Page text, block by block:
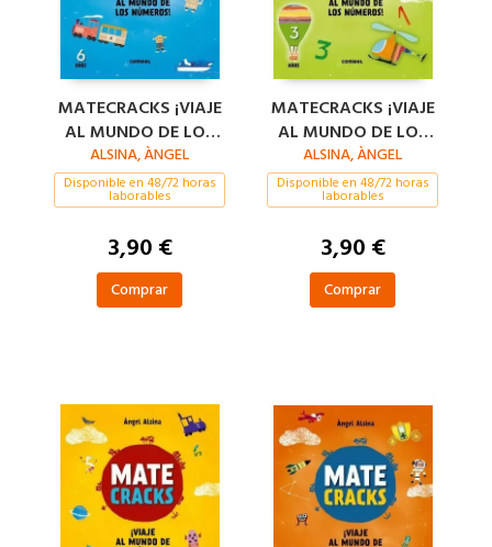
MATECRACKS ¡VIAJE
AL MUNDO DE LOS
NÚMEROS! 6 AÑOS
ALSINA, ÀNGEL
Disponible en 48/72 horas
laborables
3,90 €
Comprar
MATECRACKS ¡VIAJE
AL MUNDO DE LOS
NÚMEROS! 3 AÑOS
ALSINA, ÀNGEL
Disponible en 48/72 horas
laborables
3,90 €
Comprar